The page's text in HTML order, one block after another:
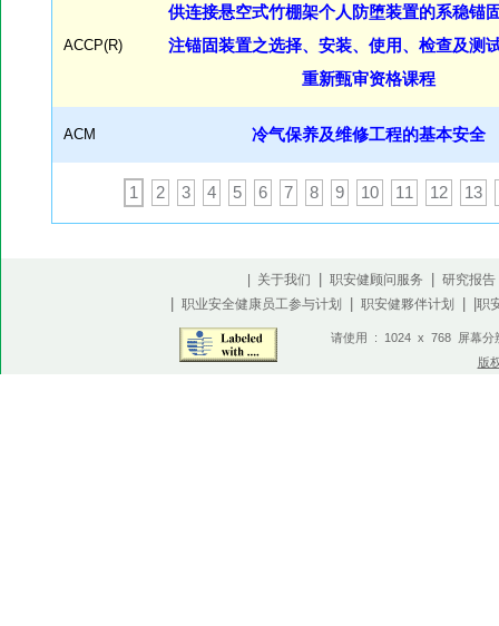
ACCP(R)
供连接悬空式竹棚架个人防堕装置的系稳锚
注锚固装置之选择、安装、使用、检查及测
重新甄审资格课程
ACM 冷气保养及维修工程的基本安全
1 2 3 4 5 6 7 8 9 10 11 12 13
| 关于我们 职安健顾问服务 研究报告
职业安全健康员工参与计划 职安健夥伴计划 职
请使用 : 1024 x 768 屏幕分
版